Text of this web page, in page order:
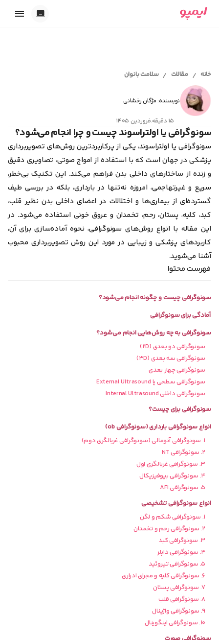
پریود و پیشگیری
اقدام به بارداری
شیردهی
همدلی
ابزارهای آنلاین
محاسبه سن بارداری و تقویم بارداری
تست حاملگی آنلاین
محاسبه آنلاین تخمک گذاری
محاسبه آنلاین سیکل قاعدگی
ابزار انتخاب اسم دختر
ابزار انتخاب اسم پسر
تست ژنتیک قبل از بارداری
مجله سلامت
اقدام به بارداری
بارداری و زایمان
پیشگیری از بارداری
پریود و قاعدگی
سکس‌تراپی
روانشناسی
سلامت بانوان
سلامت آقایان
همدلی و رابطه عاطفی
بیماری‌ها
خودمراقبتی
کلینیک سلامت
ایمپو آقایان
خانه / مقالات / سلامت بانوان
نویسنده: مژگان رخشانی
۱۵ دقیقه .فروردین ۱۴۰۵
سونوگرافی یا اولتراسوند چیست و چرا انجام می‌شود؟
سونوگرافی یا اولتراسوند، یکی از پرکاربردترین روش‌های تصویربرداری
پزشکی در جهان است که با استفاده از امواج صوتی، تصاویری دقیق
و زنده از ساختارهای داخلی بدن فراهم می‌کند.این تکنیک بی‌خطر،
سریع و غیرتهاجمی، امروزه نه‌تنها در بارداری، بلکه در بررسی طیف
گسترده‌ای از بیماری‌ها و اختلالات در اعضای داخلی بدن نظیر قلب،
کبد، کلیه، پستان، رحم، تخمدان و عروق خونی استفاده می‌شود. در
این مقاله با انواع روش‌های سونوگرافی، نحوه آماده‌سازی برای آن،
کاربردهای پزشکی و زیبایی در مورد این روش تصویربرداری محبوب
آشنا می‌شوید.
فهرست محتوا
سونوگرافی چیست و چگونه انجام می‌شود؟
آمادگی برای سونوگرافی
سونوگرافی به چه روش‌هایی انجام می‌شود؟
سونوگرافی دو بعدی (۲D)
سونوگرافی سه‌ بعدی (۳D)
سونوگرافی چهار بعدی
سونوگرافی سطحی یا External Ultrasound
سونوگرافی داخلی Internal Ultrasound
سونوگرافی برای چیست؟
انواع سونوگرافی بارداری (سونوگرافی ob)
۱. سونوگرافی آنومالی (سونوگرافی غربالگری دوم)
۲. سونوگرافی NT
۳. سونوگرافی غربالگری اول
۴. سونوگرافی بیوفیزیکال
۵. سونوگرافی AFI
انواع سونوگرافی تشخیصی
۱. سونوگرافی شکم و لگن
۲. سونوگرافی رحم و تخمدان
۳. سونوگرافی کبد
۴. سونوگرافی داپلر
۵. سونوگرافی تیروئید
۶. سونوگرافی کلیه و مجرای ادراری
۷. سونوگرافی پستان
۸. سونوگرافی قلب
۹. سونوگرافی واژینال
۱۰. سونوگرافی اینگوینال